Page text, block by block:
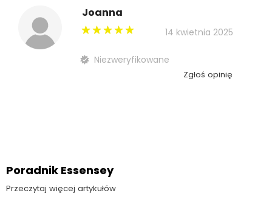
Joanna
14 kwietnia 2025
Niezweryfikowane
Zgłoś opinię
Poradnik Essensey
Przeczytaj więcej artykułów